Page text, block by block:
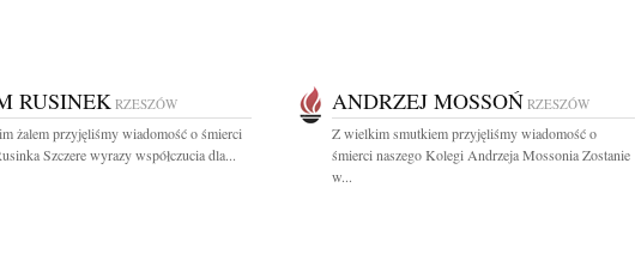
RUSINEK RZESZÓW
żalem przyjęliśmy wiadomość o śmierci
Szczere wyrazy współczucia dla...
ANDRZEJ MOSSOŃ RZESZÓW
Z wielkim smutkiem przyjęliśmy wiadomość o
śmierci naszego Kolegi Andrzeja Mossonia Zostanie
w...